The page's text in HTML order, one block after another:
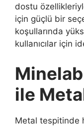
dostu
için güçlü bir
koşullarında
kullanıcılar için
ile
Metal tespitinde